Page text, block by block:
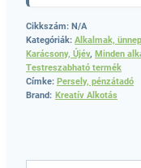
Cikkszám: N/A
Kategóriák: Alkalmak,
Karácsony, Újév, Minden
Testreszabható termék
Címke: Persely, pénzátadó
Brand: Kreatív Alkotás